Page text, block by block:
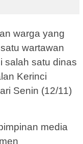
warga yang
wartawan
salah satu dinas
Kerinci
Senin (12/11)
media